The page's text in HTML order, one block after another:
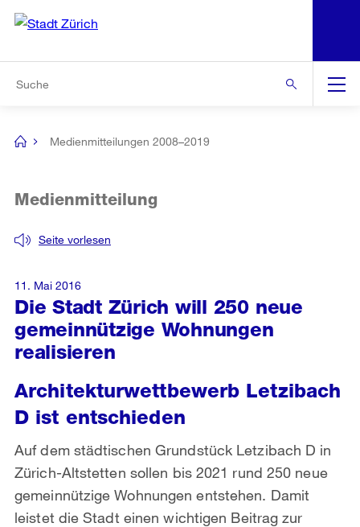
Navigation
[no
Medienmitteilungen 2008–2019
Die Stadt Zürich will 250 neue
gemeinnützige Wohnungen
realisieren
Seite vorlesen
Medienmitteilung
Architekturwettbewerb Letzibach
D ist entschieden
Auf dem städtischen Grundstück Letzibach D in
Zürich-Altstetten sollen bis 2021 rund 250 neue
gemeinnützige Wohnungen entstehen. Damit
leistet die Stadt einen wichtigen Beitrag zur
11. Mai 2016